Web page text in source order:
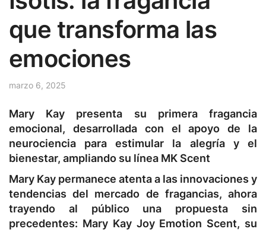
que transforma las
emociones
marzo 6, 2025
Mary Kay presenta su primera fragancia
emocional, desarrollada con el apoyo de la
neurociencia para estimular la alegría y el
bienestar, ampliando su línea MK Scent
Mary Kay permanece atenta a las innovaciones y
tendencias del mercado de fragancias, ahora
trayendo al público una propuesta sin
precedentes: Mary Kay Joy Emotion Scent, su